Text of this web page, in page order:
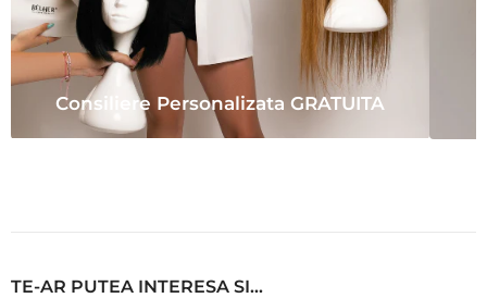
Consiliere Personalizata GRATUITA
TE-AR PUTEA INTERESA SI...